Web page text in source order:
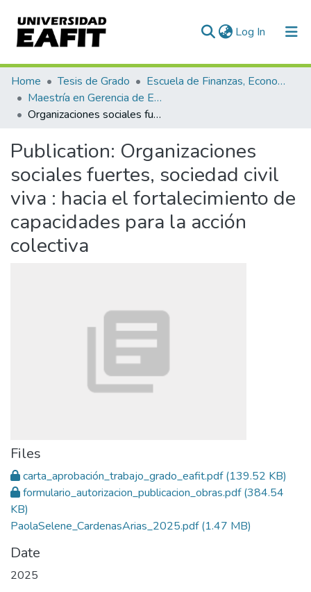
Log In (current)
Communities & Collections
All of DSpace
Home Tesis de Grado
Escuela de Finanzas, Economía y Gobierno
Maestría en Gerencia de Empresas Sociales para la Innovación Social y el Desarrollo Local (tesis)
Organizaciones sociales fuertes, sociedad civil viva : hacia el fortalecimiento de capacidades para la acción colectiva
Publication: Organizaciones
sociales fuertes, sociedad civil
viva : hacia el fortalecimiento de
capacidades para la acción
colectiva
Files
carta_aprobación_trabajo_grado_eafit.pdf(139.52 KB)
formulario_autorizacion_publicacion_obras.pdf(384.54
KB)
PaolaSelene_CardenasArias_2025.pdf(1.47 MB)
Date
2025